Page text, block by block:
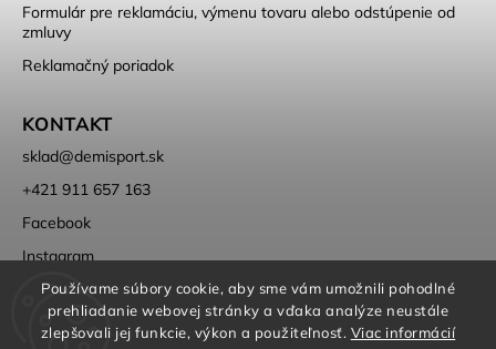
Používame súbory cookie, aby sme vám umožnili pohodlné
prehliadanie webovej stránky a vďaka analýze neustále
zlepšovali jej funkcie, výkon a použiteľnosť. Viac informácií
Formulár pre reklamáciu, výmenu tovaru alebo odstúpenie od
zmluvy
Reklamačný poriadok
KONTAKT
sklad@demisport.sk
+421 911 657 163
Facebook
Instagram